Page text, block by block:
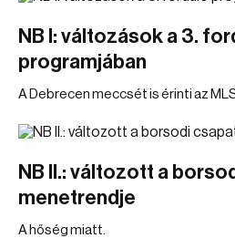
NB I: változások a 3.
programjában
A Debrecen meccsét is érinti az
NB II.: változott a
menetrendje
A hőség miatt.